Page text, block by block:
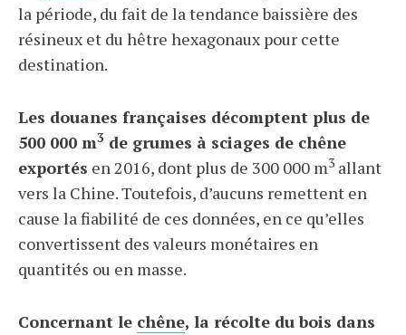
la période, du fait de la tendance baissière des
résineux et du hêtre hexagonaux pour cette
destination.
Les douanes françaises décomptent plus de
500 000 m3 de grumes à sciages de chêne
exportés en 2016, dont plus de 300 000 m3allant
vers la Chine. Toutefois, d’aucuns remettent en
cause la fiabilité de ces données, en ce qu’elles
convertissent des valeurs monétaires en
quantités ou en masse.
Concernant le chêne, la récolte du bois dans